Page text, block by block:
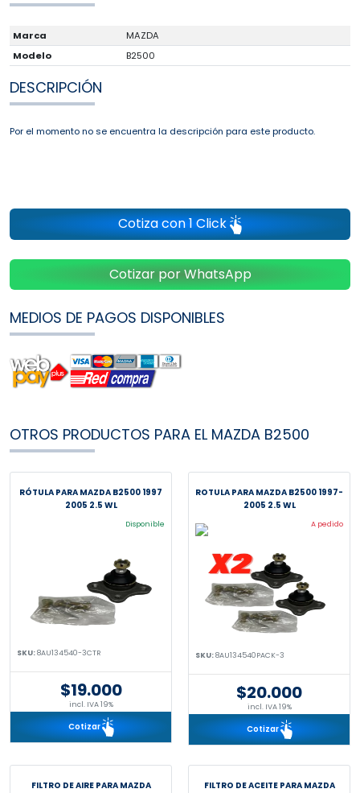
Marca
MAZDA
Modelo
B2500
DESCRIPCIÓN
Por el momento no se encuentra la descripción para este producto.
Cotiza con 1 Click
Cotizar por WhatsApp
MEDIOS DE PAGOS DISPONIBLES
OTROS PRODUCTOS PARA EL MAZDA B2500
RÓTULA PARA MAZDA B2500 1997
2005 2.5 WL
Disponible
SKU:8AU134540-3CTR
$19.000
incl. IVA 19%
Cotizar
ROTULA PARA MAZDA B2500 1997-
2005 2.5 WL
A pedido
SKU:8AU134540PACK-3
$20.000
incl. IVA 19%
Cotizar
FILTRO DE AIRE PARA MAZDA
FILTRO DE ACEITE PARA MAZDA